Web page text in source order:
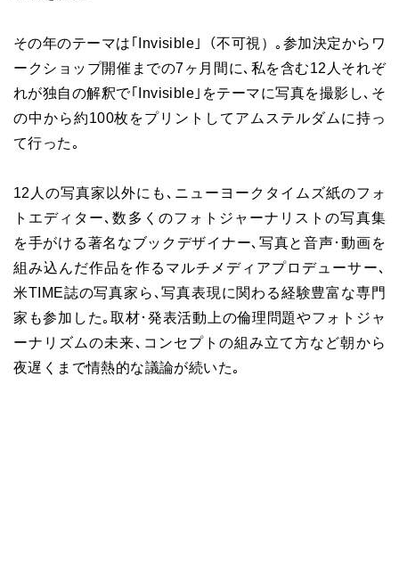
その年のテーマは｢Invisible｣（不可視）｡参加決定からワ
ークショップ開催までの7ヶ月間に､私を含む12人それぞ
れが独自の解釈で｢Invisible｣をテーマに写真を撮影し､そ
の中から約100枚をプリントしてアムステルダムに持っ
て行った｡
12人の写真家以外にも､ニューヨークタイムズ紙のフォ
トエディター､数多くのフォトジャーナリストの写真集
を手がける著名なブックデザイナー､写真と音声･動画を
組み込んだ作品を作るマルチメディアプロデューサー､
米TIME誌の写真家ら､写真表現に関わる経験豊富な専門
家も参加した｡取材･発表活動上の倫理問題やフォトジャ
ーナリズムの未来､コンセプトの組み立て方など朝から
夜遅くまで情熱的な議論が続いた｡